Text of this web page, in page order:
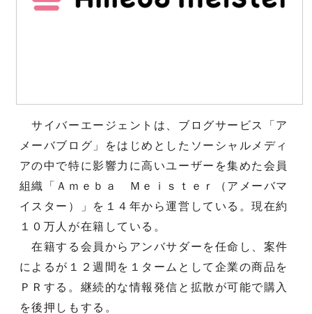
サイバーエージェントは、ブログサービス「ア
メーバブログ」をはじめとしたソーシャルメディ
アの中で特に影響力に高いユーザーを集めた会員
組織「Ａｍｅｂａ Ｍｅｉｓｔｅｒ（アメーバマ
イスター）」を１４年から運営している。現在約
１０万人が在籍している。
在籍する会員からアンバサダーを任命し、案件
によるが１２週間を１タームとして企業の商品を
ＰＲする。継続的な情報発信と拡散が可能で購入
を後押しもする。